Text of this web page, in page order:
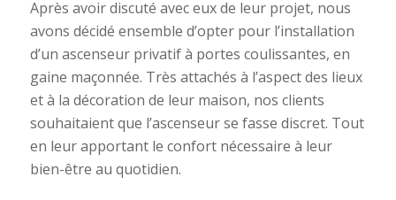
Après avoir discuté avec eux de leur projet, nous
avons décidé ensemble d’opter pour l’installation
d’un ascenseur privatif à portes coulissantes, en
gaine maçonnée. Très attachés à l’aspect des lieux
et à la décoration de leur maison, nos clients
souhaitaient que l’ascenseur se fasse discret. Tout
en leur apportant le confort nécessaire à leur
bien-être au quotidien.